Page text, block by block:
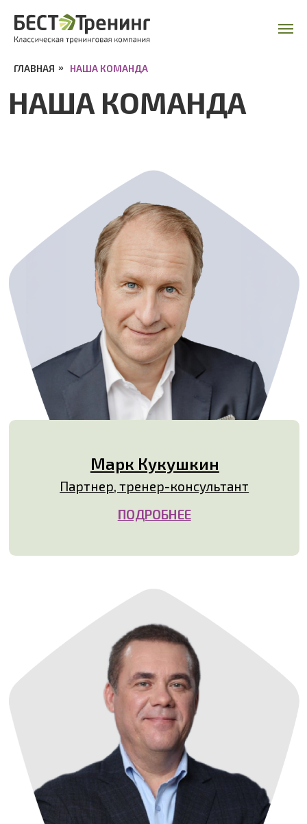
ГЛАВНАЯ » НАША КОМАНДА
НАША КОМАНДА
Марк Кукушкин
Партнер, тренер-консультант
Александр Белов
Партнер, тренер-консультант
ПОДРОБНЕЕ